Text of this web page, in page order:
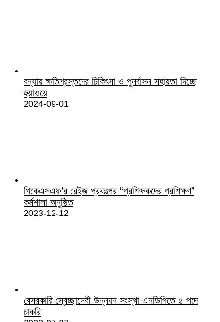
বন্যায় ক্ষতিগ্রস্তদের চিকিৎসা ও পুনর্বাসন সহায়তা দিচ্ছে
হুয়াওয়ে
2024-09-01
পিকেএসএফ’র রেইজ প্রকল্পের “প্রশিক্ষকদের প্রশিক্ষণ”
কর্মশালা অনুষ্ঠিত
2023-12-12
বেসরকারি স্বেচ্ছাসেবী উন্নয়ন সংস্থা এনডিপিতে ৫ পদে
চাকরি